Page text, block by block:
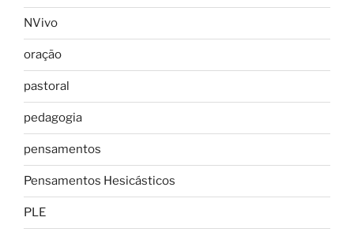
NVivo
oração
pastoral
pedagogia
pensamentos
Pensamentos Hesicásticos
PLE